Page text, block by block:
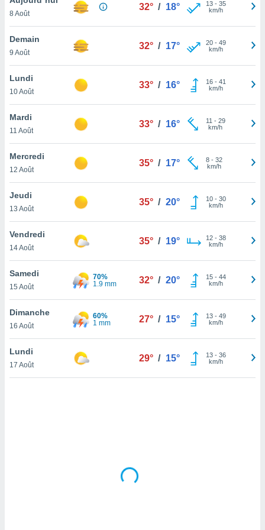
et
»,
au
vous
qu'ils
ou
le
ainsi
un
la
du
en
de
8 Août
32° / 18° 13- 35
km/h
Demain
9 Août
32° / 17° 20- 49
km/h
Lundi
10 Août
33° / 16° 16- 41
km/h
Mardi
11 Août
33° / 16° 11 - 29
km/h
Mercredi
12 Août
35° / 17° 8- 32
km/h
Jeudi
13 Août
35° / 20° 10- 30
km/h
Vendredi
14 Août
35° / 19° 12- 38
km/h
Samedi
15 Août
70%
1.9 mm
32° / 20° 15- 44
km/h
Dimanche
16 Août
60%
1 mm
27° / 15° 13- 49
km/h
Lundi
17 Août
29° / 15° 13- 36
km/h